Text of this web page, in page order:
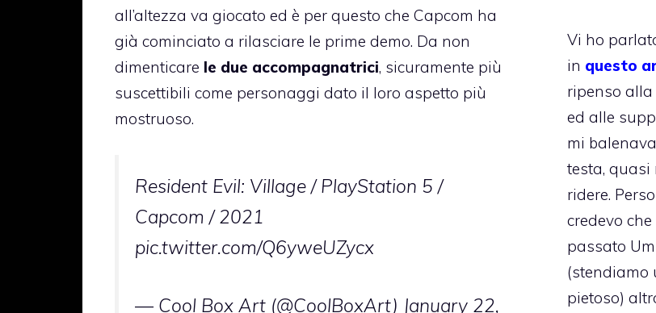
all’altezza va giocato ed è per questo che Capcom ha
già cominciato a rilasciare le prime demo. Da non
dimenticare le due accompagnatrici, sicuramente più
suscettibili come personaggi dato il loro aspetto più
mostruoso.
Resident Evil: Village / PlayStation 5 /
Capcom / 2021
pic.twitter.com/Q6yweUZycx
— Cool Box Art (@CoolBoxArt) January 22,
Vi ho
in questo
ripenso
ed alle
mi
testa, quasi
ridere.
credevo che
passato
(stendiamo
pietoso)